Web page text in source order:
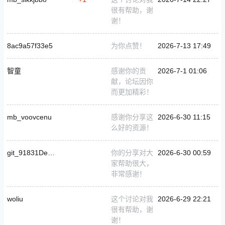
很有帮助，谢
谢！
8ac9a57f33e5 为你点赞！ 2026-7-13 17:49
智童
感谢你的贡
献，论坛因你
而更加精彩！
2026-7-1 01:06
mb_voovcenu
感谢你分享这
么好的资源！
2026-6-30 11:15
git_91831DearXiaoGui
你的分享对大
家帮助很大，
非常感谢！
2026-6-30 00:59
woliu
这个讨论对我
很有帮助，谢
谢！
2026-6-29 22:21